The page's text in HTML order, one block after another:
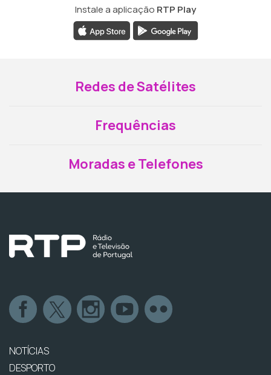
Instale a aplicação RTP Play
Redes de Satélites
Frequências
Moradas e Telefones
NOTÍCIAS
DESPORTO